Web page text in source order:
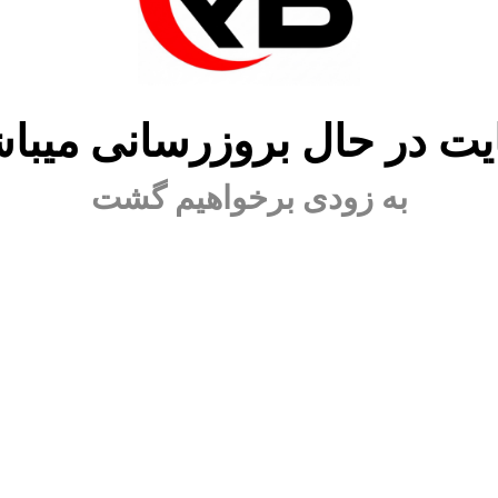
در حال بروزرسانی
به زودی برخواهیم گشت